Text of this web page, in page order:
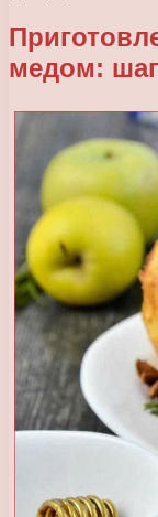
медом: